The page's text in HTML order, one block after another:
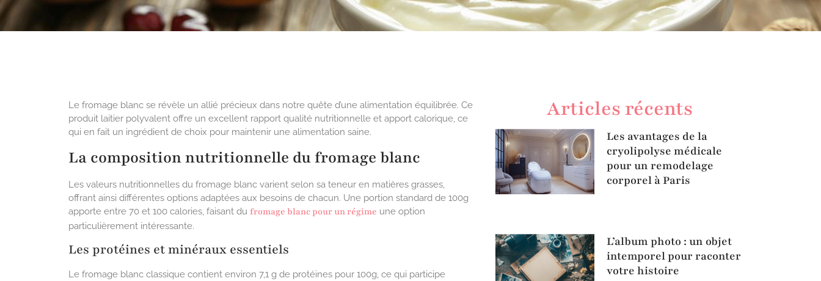
Le fromage blanc se révèle un allié précieux dans notre quête d’une alimentation équilibrée. Ce
produit laitier polyvalent offre un excellent rapport qualité nutritionnelle et apport calorique, ce
qui en fait un ingrédient de choix pour maintenir une alimentation saine.
La composition nutritionnelle du fromage blanc
Les valeurs nutritionnelles du fromage blanc varient selon sa teneur en matières grasses,
offrant ainsi différentes options adaptées aux besoins de chacun. Une portion standard de 100g
apporte entre 70 et 100 calories, faisant du fromage blanc pour un régime une option
particulièrement intéressante.
Les protéines et minéraux essentiels
Le fromage blanc classique contient environ 7,1 g de protéines pour 100g, ce qui participe
Articles récents
Les avantages de la
cryolipolyse médicale
pour un remodelage
corporel à Paris
L’album photo : un objet
intemporel pour raconter
votre histoire